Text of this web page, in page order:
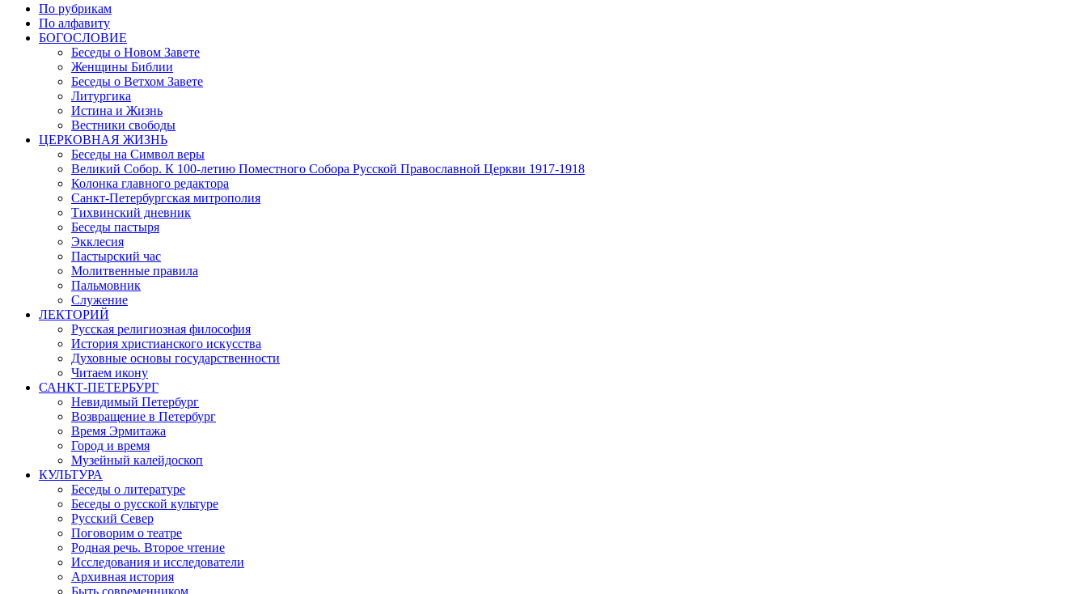
По рубрикам
По алфавиту
БОГОСЛОВИЕ
Беседы о Новом Завете
Женщины Библии
Беседы о Ветхом Завете
Литургика
Истина и Жизнь
Вестники свободы
ЦЕРКОВНАЯ ЖИЗНЬ
Беседы на Символ веры
Великий Собор. К 100-летию Поместного Собора Русской Православной Церкви 1917-1918
Колонка главного редактора
Санкт-Петербургская митрополия
Тихвинский дневник
Беседы пастыря
Экклесия
Пастырский час
Молитвенные правила
Пальмовник
Служение
ЛЕКТОРИЙ
Русская религиозная философия
История христианского искусства
Духовные основы государственности
Читаем икону
САНКТ-ПЕТЕРБУРГ
Невидимый Петербург
Возвращение в Петербург
Время Эрмитажа
Город и время
Музейный калейдоскоп
КУЛЬТУРА
Беседы о литературе
Беседы о русской культуре
Русский Север
Поговорим о театре
Родная речь. Второе чтение
Исследования и исследователи
Архивная история
Быть современником